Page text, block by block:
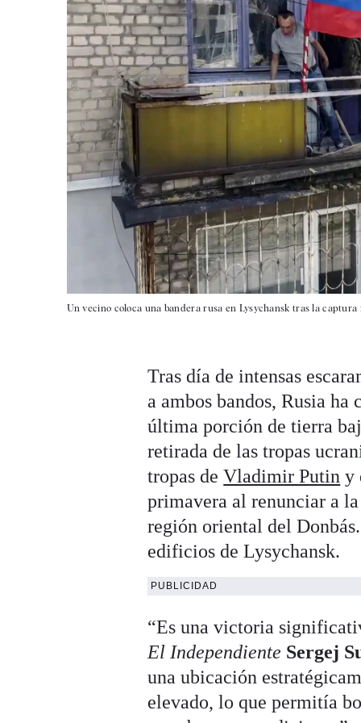
Un vecino coloca una bandera rusa en Lysychansk tras la captura
Tras día de intensas
a ambos bandos, Rusia
última porción de tierra
retirada de las tropas
tropas deVladimir Putin y
primavera al renunciar a
región oriental del
edificios de Lysychansk.
PUBLICIDAD
“Es una victoria
El Independiente Sergej
una ubicación
elevado, lo que permitía